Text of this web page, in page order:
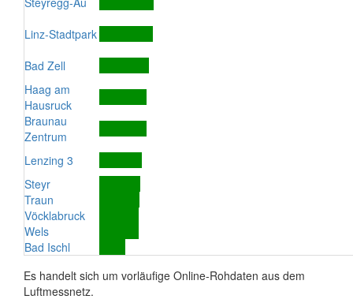
Linz-Stadtpark
Bad Zell
Haag am
Hausruck
Braunau
Zentrum
Lenzing 3
Steyr
Traun
Vöcklabruck
Wels
Bad Ischl
Es handelt sich um vorläufige Online-Rohdaten aus dem
Luftmessnetz.